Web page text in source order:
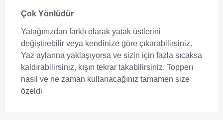
Çok Yönlüdür
Yatağınızdan farklı olarak yatak üstlerini
değiştirebilir veya kendinize göre çıkarabilirsiniz.
Yaz aylarına yaklaşıyorsa ve sizin için fazla sıcaksa
kaldırabilirsiniz, kışın tekrar takabilirsiniz. Topperı
nasıl ve ne zaman kullanacağınız tamamen size
özeldi